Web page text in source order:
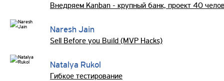
Внедряем Kanban - крупный банк, проект 40
Naresh Jain
Sell Before you Build (MVP Hacks)
Natalya Rukol
Гибкое тестирование